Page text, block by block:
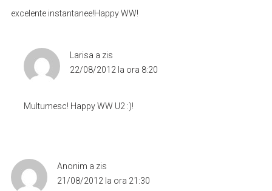
excelente instantanee!Happy WW!
Larisa a zis
22/08/2012 la ora 8:20
Multumesc! Happy WW U2 :)!
Anonim a zis
21/08/2012 la ora 21:30